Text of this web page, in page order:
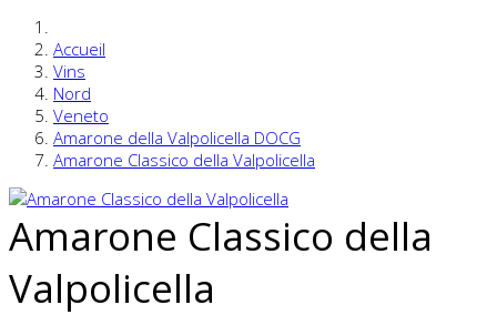
Accueil
Vins
Nord
Veneto
Amarone della Valpolicella DOCG
Amarone Classico della Valpolicella
Amarone Classico della
Valpolicella